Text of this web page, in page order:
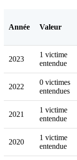
Année Valeur
2023
1 victime
entendue
2022
0 victimes
entendues
2021
1 victime
entendue
2020
1 victime
entendue